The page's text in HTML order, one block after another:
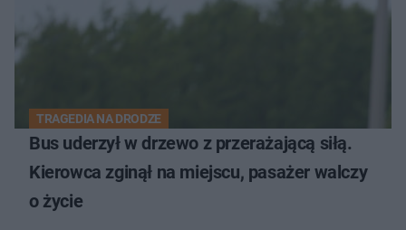
TRAGEDIA NA DRODZE
Bus uderzył w drzewo z przerażającą siłą.
Kierowca zginął na miejscu, pasażer walczy
o życie